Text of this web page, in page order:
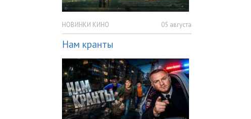
НОВИНКИ КИНО 05 августа
Нам кранты